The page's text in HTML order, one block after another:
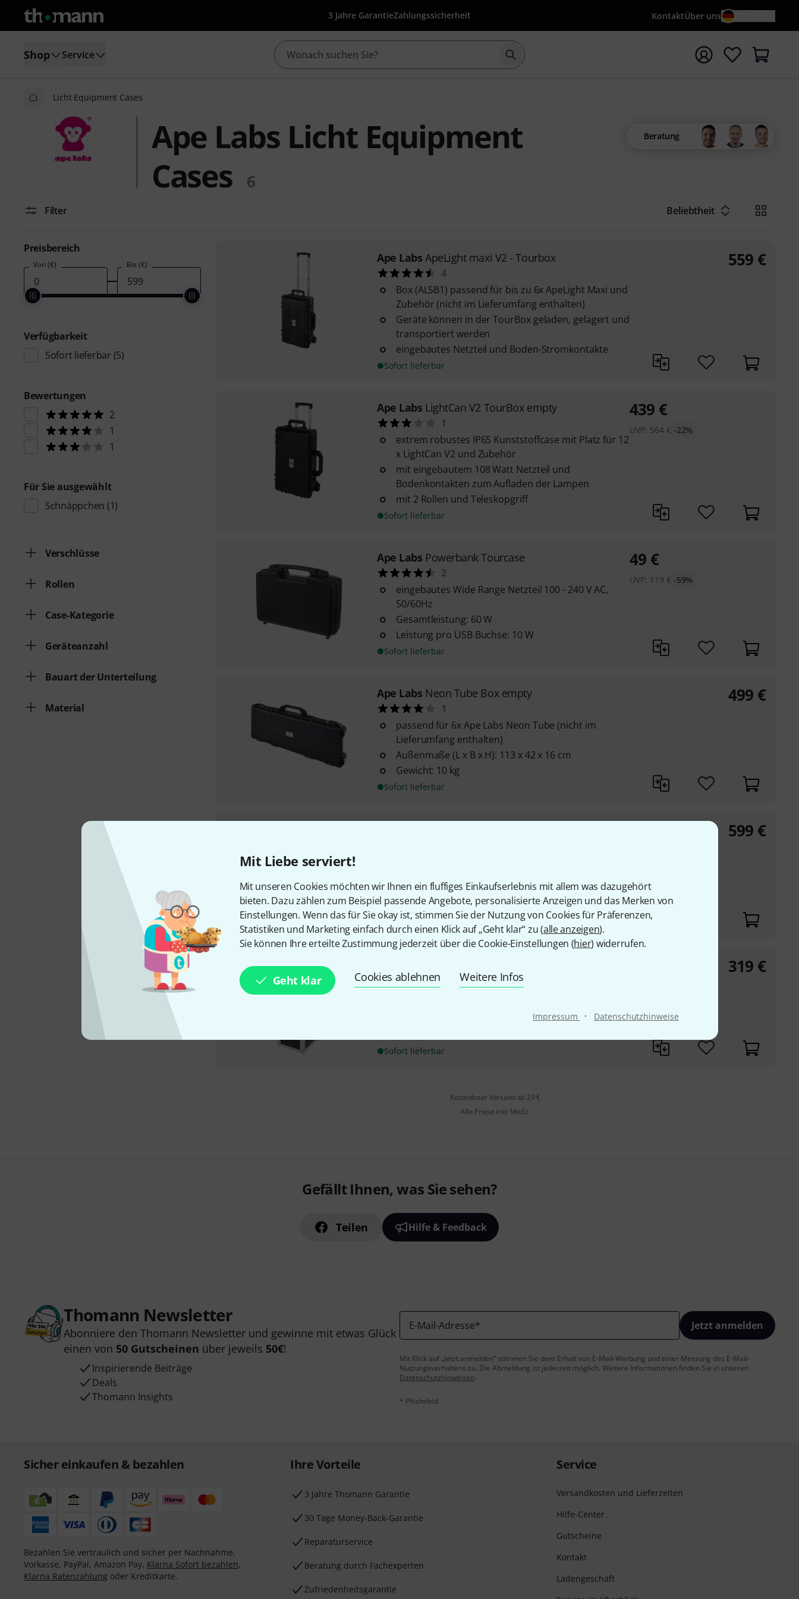
Mit Liebe serviert!
Mit unseren Cookies möchten wir Ihnen ein fluffiges Einkaufserlebnis mit allem was dazugehört
bieten. Dazu zählen zum Beispiel passende Angebote, personalisierte Anzeigen und das Merken von
Einstellungen. Wenn das für Sie okay ist, stimmen Sie der Nutzung von Cookies für Präferenzen,
Statistiken und Marketing einfach durch einen Klick auf „Geht klar“ zu (alle anzeigen).
Sie können Ihre erteilte Zustimmung jederzeit über die Cookie-Einstellungen (hier) widerrufen.
Geht klar Cookies ablehnen Weitere Infos
Impressum · Datenschutzhinweise
3 Jahre GarantieZahlungssicherheit KontaktÜber uns
Shop Service Suche mit Suchwort {searchTerm} starten
Licht Equipment Cases
Ape Labs Licht Equipment
Cases
6
Beratung
Filter Beliebtheit
Preisbereich
Von (€) Bis (€)
Verfügbarkeit
Sofort lieferbar (5)
Bewertungen
2
1
1
Für Sie ausgewählt
Schnäppchen (1)
Verschlüsse
Rollen
Case-Kategorie
Geräteanzahl
Bauart der Unterteilung
Material
Ape Labs ApeLight maxi V2 - Tourbox
4
Box (ALSB1) passend für bis zu 6x ApeLight Maxi und
Zubehör (nicht im Lieferumfang enthalten)
Geräte können in der TourBox geladen, gelagert und
transportiert werden
eingebautes Netzteil und Boden-Stromkontakte
Sofort lieferbar
559 €
Ape Labs LightCan V2 TourBox empty
1
extrem robustes IP65 Kunststoffcase mit Platz für 12
x LightCan V2 und Zubehör
mit eingebautem 108 Watt Netzteil und
Bodenkontakten zum Aufladen der Lampen
mit 2 Rollen und Teleskopgriff
Sofort lieferbar
439 €
UVP: 564 € -22%
Ape Labs Powerbank Tourcase
2
eingebautes Wide Range Netzteil 100 - 240 V AC,
50/60Hz
Gesamtleistung: 60 W
Leistung pro USB Buchse: 10 W
Sofort lieferbar
49 €
UVP: 119 € -59%
Ape Labs Neon Tube Box empty
1
passend für 6x Ape Labs Neon Tube (nicht im
Lieferumfang enthalten)
Außenmaße (L x B x H): 113 x 42 x 16 cm
Gewicht: 10 kg
Sofort lieferbar
499 €
transportiert werden
eingebautes Netzteil und Boden-Stromkontakte
Auf Anfrage
599 €
passend für 10x Ape Labs ApeStick 4
Sofort lieferbar
319 €
Kostenloser Versand ab 29 €
Alle Preise inkl. MwSt.
Gefällt Ihnen, was Sie sehen?
Teilen Hilfe & Feedback
Thomann Newsletter
Abonniere den Thomann Newsletter und gewinne mit etwas Glück
einen von 50 Gutscheinen über jeweils 50€!
Inspirierende Beiträge
Deals
Thomann Insights
E-Mail-Adresse* Jetzt anmelden
Mit Klick auf „Jetzt anmelden“ stimmen Sie dem Erhalt von E-Mail-Werbung und einer Messung des E-Mail-
Nutzungsverhaltens zu. Die Abmeldung ist jederzeit möglich. Weitere Informationen finden Sie in unseren
Datenschutzhinweisen.
* Pflichtfeld
Sicher einkaufen & bezahlen
Bezahlen Sie vertraulich und sicher per Nachnahme,
Vorkasse, PayPal, Amazon Pay, Klarna Sofort bezahlen,
Klarna Ratenzahlung oder Kreditkarte.
Ihre Vorteile
3 Jahre Thomann Garantie
30 Tage Money-Back-Garantie
Reparaturservice
Beratung durch Fachexperten
Zufriedenheitsgarantie
Service
Versandkosten und Lieferzeiten
Hilfe-Center
Gutscheine
Kontakt
Ladengeschäft